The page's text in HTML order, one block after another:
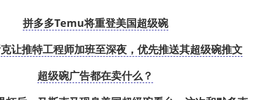
拼多多Temu将重登美国超级碗
让推特工程师加班至深夜，优先推送其超级碗推文
超级碗广告都在卖什么？